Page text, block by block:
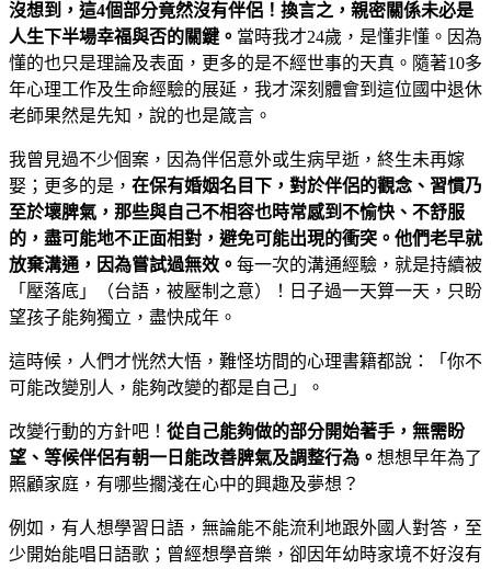
沒想到，這4個部分竟然沒有伴侶！換言之，親密關係未必是
人生下半場幸福與否的關鍵。 當時我才24歲，是懂非懂。因為
懂的也只是理論及表面，更多的是不經世事的天真。隨著10多
年心理工作及生命經驗的展延，我才深刻體會到這位國中退休
老師果然是先知，說的也是箴言。
我曾見過不少個案，因為伴侶意外或生病早逝，終生未再嫁
娶；更多的是， 在保有婚姻名目下，對於伴侶的觀念、習慣乃
至於壞脾氣，那些與自己不相容也時常感到不愉快、不舒服
的，盡可能地不正面相對，避免可能出現的衝突。他們老早就
放棄溝通，因為嘗試過無效。 每一次的溝通經驗，就是持續被
「壓落底」（台語，被壓制之意）！日子過一天算一天，只盼
望孩子能夠獨立，盡快成年。
這時候，人們才恍然大悟，難怪坊間的心理書籍都說：「你不
可能改變別人，能夠改變的都是自己」。
改變行動的方針吧！ 從自己能夠做的部分開始著手，無需盼
望、等候伴侶有朝一日能改善脾氣及調整行為。 想想早年為了
照顧家庭，有哪些擱淺在心中的興趣及夢想？
例如，有人想學習日語，無論能不能流利地跟外國人對答，至
少開始能唱日語歌；曾經想學音樂，卻因年幼時家境不好沒有